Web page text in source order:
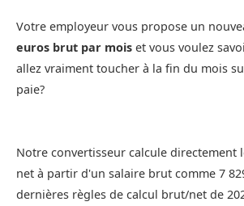
Votre employeur vous propose un
euros brut par mois et vous voulez
allez vraiment toucher à la fin du mois
paie?
Notre convertisseur calcule directement
net à partir d'un salaire brut comme 7
dernières règles de calcul brut/net de